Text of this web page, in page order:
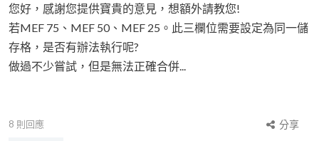
您好，感謝您提供寶貴的意見，想額外請教您!
若MEF 75、MEF 50、MEF 25。此三欄位需要設定為同一儲
存格，是否有辦法執行呢?
做過不少嘗試，但是無法正確合併...
8 則回應
分享